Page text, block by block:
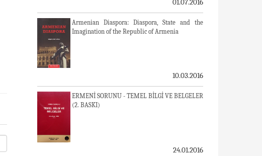
01.07.2016
Armenian Diaspora: Diaspora, State and the
Imagination of the Republic of Armenia
10.03.2016
ERMENİ SORUNU - TEMEL BİLGİ VE BELGELER
(2. BASKI)
24.01.2016